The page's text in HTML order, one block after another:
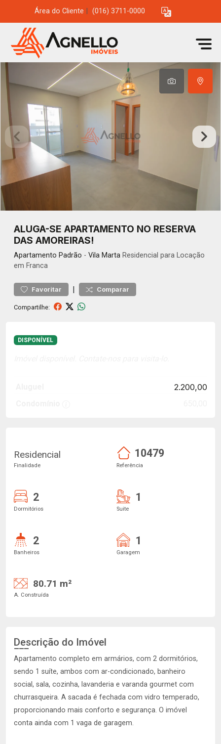
Área do Cliente (016) 3711-0000
ALUGA-SE APARTAMENTO NO RESERVA
DAS AMOREIRAS!
Apartamento Padrão - Vila Marta Residencial para Locação
em Franca
Favoritar | Comparar
Compartilhe:
DISPONÍVEL
2.200,00
Residencial
Finalidade
10479
Referência
2
Dormitórios
1
Suite
2
Banheiros
1
Garagem
80.71 m²
A. Construída
Descrição do Imóvel
Apartamento completo em armários, com 2 dormitórios,
sendo 1 suíte, ambos com ar-condicionado, banheiro
social, sala, cozinha, lavanderia e varanda gourmet com
churrasqueira. A sacada é fechada com vidro temperado,
proporcionando mais conforto e segurança. O imóvel
conta ainda com 1 vaga de garagem.